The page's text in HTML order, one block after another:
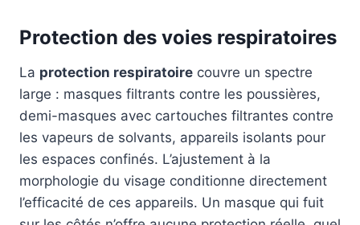
Protection des voies respiratoires
La protection respiratoire couvre un spectre
large : masques filtrants contre les poussières,
demi-masques avec cartouches filtrantes contre
les vapeurs de solvants, appareils isolants pour
les espaces confinés. L’ajustement à la
morphologie du visage conditionne directement
l’efficacité de ces appareils. Un masque qui fuit